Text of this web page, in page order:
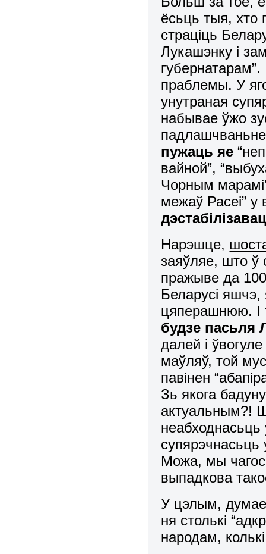
ёсьць тыя, хто
страціць
Лукашэнку і
праблемы. У
унутраная
набывае ўжо
пужаць яе
вайной”,
Чорным
межаў Расеі” у
Нарэшце,
заяўляе, што ў
пражыве да 100
Беларусі яшчэ,
цяперашнюю. І
будзе пасьля
далей і
маўляў, той
павінен
Зь якога
актуальным?!
неабходнасьць
супярэчнасьць
Можа, мы
выпадкова
У цэлым,
ня столькі
народам,